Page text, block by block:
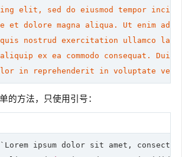
elit, sed do eiusmod tempor
et dolore magna aliqua. Ut enim ad
quis nostrud exercitation ullamco
ex ea commodo consequat.
in reprehenderit in voluptate
的方法，只使用引号：
Lorem ipsum dolor sit amet,